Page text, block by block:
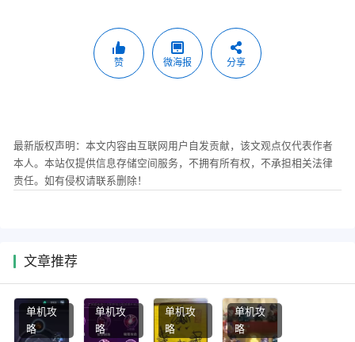
赞 微海报 分享
最新版权声明：本文内容由互联网用户自发贡献，该文观点仅代表作者
本人。本站仅提供信息存储空间服务，不拥有所有权，不承担相关法律
责任。如有侵权请联系删除！
文章推荐
单机攻
略
单机攻
略
单机攻
略
单机攻
略